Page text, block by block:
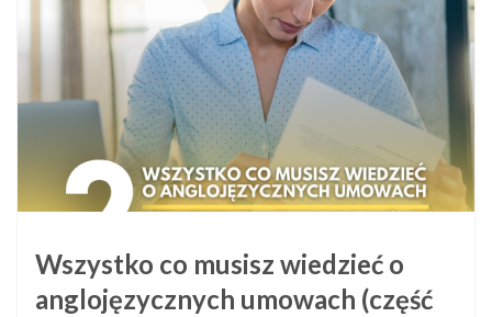
Wszystko co musisz wiedzieć o
anglojęzycznych umowach (część